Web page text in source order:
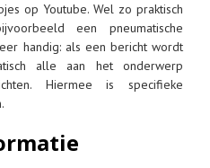
op Youtube. Wel zo praktisch
een pneumatische
handig: als een bericht wordt
alle aan het onderwerp
Hiermee is specifieke